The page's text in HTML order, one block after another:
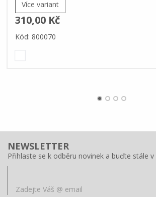
Více variant
310,00 Kč
Kód: 800070
NEWSLETTER
Přihlaste se k odběru novinek a buďte stále v